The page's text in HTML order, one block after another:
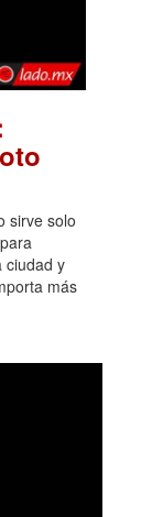
sirve solo
ciudad y
más